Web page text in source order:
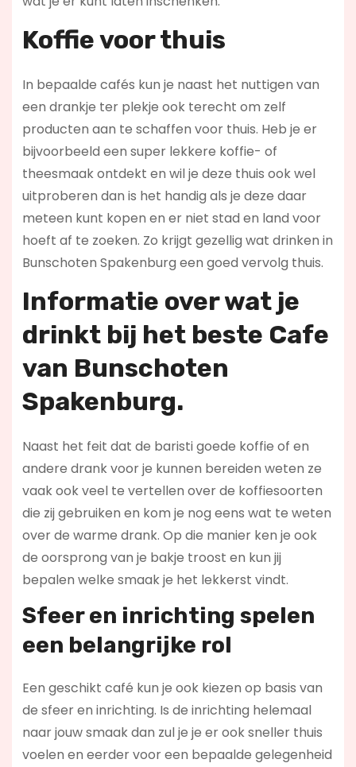
Koffie voor thuis
In bepaalde cafés kun je naast het nuttigen van
een drankje ter plekje ook terecht om zelf
producten aan te schaffen voor thuis. Heb je er
bijvoorbeeld een super lekkere koffie- of
theesmaak ontdekt en wil je deze thuis ook wel
uitproberen dan is het handig als je deze daar
meteen kunt kopen en er niet stad en land voor
hoeft af te zoeken. Zo krijgt gezellig wat drinken in
Bunschoten Spakenburg een goed vervolg thuis.
Informatie over wat je
drinkt bij het beste Cafe
van Bunschoten
Spakenburg.
Naast het feit dat de baristi goede koffie of en
andere drank voor je kunnen bereiden weten ze
vaak ook veel te vertellen over de koffiesoorten
die zij gebruiken en kom je nog eens wat te weten
over de warme drank. Op die manier ken je ook
de oorsprong van je bakje troost en kun jij
bepalen welke smaak je het lekkerst vindt.
Sfeer en inrichting spelen
een belangrijke rol
Een geschikt café kun je ook kiezen op basis van
de sfeer en inrichting. Is de inrichting helemaal
naar jouw smaak dan zul je je er ook sneller thuis
voelen en eerder voor een bepaalde gelegenheid